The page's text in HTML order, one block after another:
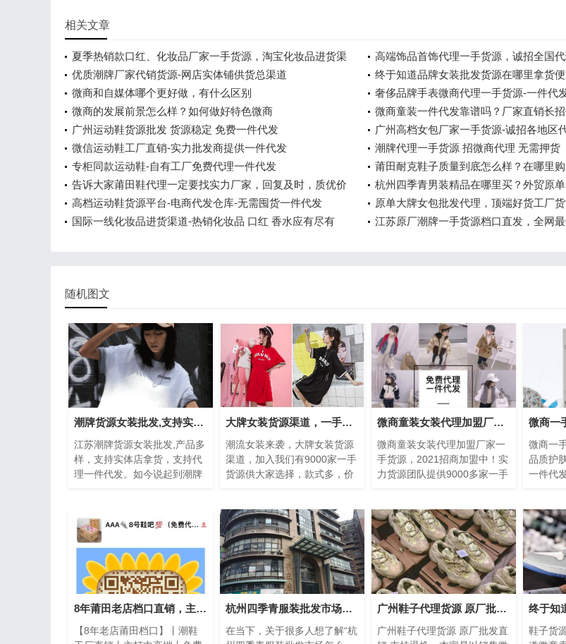
相关文章
夏季热销款口红、化妆品厂家一手货源，淘宝化妆品进货渠
道
高端饰品首饰代理一手货源，诚招全国
优质潮牌厂家代销货源-网店实体铺供货总渠道
终于知道品牌女装批发货源在哪里拿货
微商和自媒体哪个更好做，有什么区别
奢侈品牌手表微商代理一手货源-一件代
微商的发展前景怎么样？如何做好特色微商
微商童装一件代发靠谱吗？厂家直销长
广州运动鞋货源批发 货源稳定 免费一件代发
广州高档女包厂家一手货源-诚招各地区
微信运动鞋工厂直销-实力批发商提供一件代发
潮牌代理一手货源 招微商代理 无需押货
专柜同款运动鞋-自有工厂免费代理一件代发
莆田耐克鞋子质量到底怎么样？在哪里
告诉大家莆田鞋代理一定要找实力厂家，回复及时，质优价
廉
杭州四季青男装精品在哪里买？外贸原
高档运动鞋货源平台-电商代发仓库-无需囤货一件代发
原单大牌女包批发代理，顶端好货工厂
国际一线化妆品进货渠道-热销化妆品 口红 香水应有尽有
江苏原厂潮牌一手货源档口直发，全网
随机图文
潮牌货源女装批发,支持实体店拿货
江苏潮牌货源女装批发,产品多
样，支持实体店拿货，支持代
理一件代发。如今说起到潮牌
大牌女装货源渠道，一手货源，一件代发手把手教你卖货
潮流女装来袭，大牌女装货源
渠道，加入我们有9000家一手
货源供大家选择，款式多，价
特...
微商童装女装代理加盟厂家一手货源，2019招商加盟中！
微商童装女装代理加盟厂家一
手货源，2021招商加盟中！实
力货源团队提供9000多家一手
微商一
品质护
一件代
的...
8年莆田老店档口直销，主打中高端货源 免费代理
【8年老店莆田档口】丨潮鞋
杭州四季青服装批发市场怎么样
在当下，关于很多人想了解“杭
广州鞋子代理货源 原厂批发直销 支持退换
广州鞋子代理货源 原厂批发直
鞋子货